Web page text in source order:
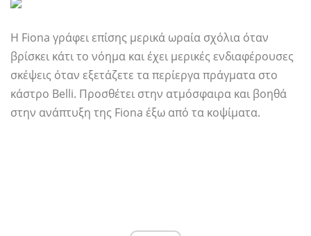
Η Fiona γράφει επίσης μερικά ωραία σχόλια όταν
βρίσκει κάτι το νόημα και έχει μερικές ενδιαφέρουσες
σκέψεις όταν εξετάζετε τα περίεργα πράγματα στο
κάστρο Belli. Προσθέτει στην ατμόσφαιρα και βοηθά
στην ανάπτυξη της Fiona έξω από τα κοψίματα.